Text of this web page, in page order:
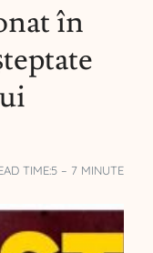
în
TIME:5 – 7 MINUTE